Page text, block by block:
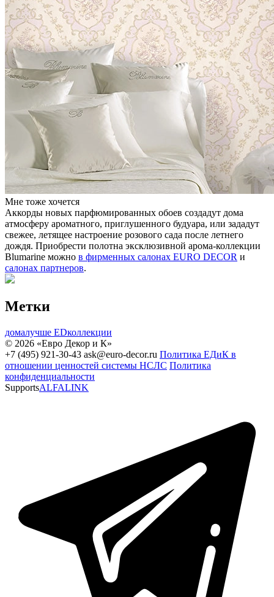
Мне тоже хочется
Аккорды новых парфюмированных обоев создадут дома
атмосферу ароматного, приглушенного будуара, или зададут
свежее, летящее настроение розового сада после летнего
дождя. Приобрести полотна эксклюзивной арома-коллекции
Blumarine можно в фирменных салонах EURO DECOR и
салонах партнеров.
Метки
домалучше EDколлекции
© 2026 «Евро Декор и К»
+7 (495) 921-30-43 ask@euro-decor.ru Политика ЕДиК в
отношении ценностей системы НСЛС Политика
конфиденциальности
SupportsALFALINK